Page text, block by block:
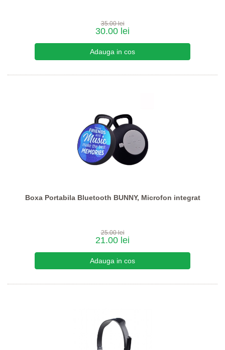
35.00 lei
30.00 lei
Boxa Portabila Bluetooth BUNNY, Microfon integrat
25.00 lei
21.00 lei